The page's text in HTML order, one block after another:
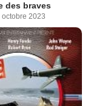
des braves
octobre 2023